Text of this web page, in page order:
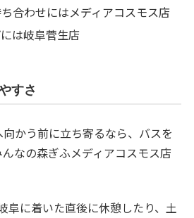
合わせにはメディアコスモス店
は岐阜菅生店
すさ
かう前に立ち寄るなら、バスを
なの森ぎふメディアコスモス店
阜に着いた直後に休憩したり、土